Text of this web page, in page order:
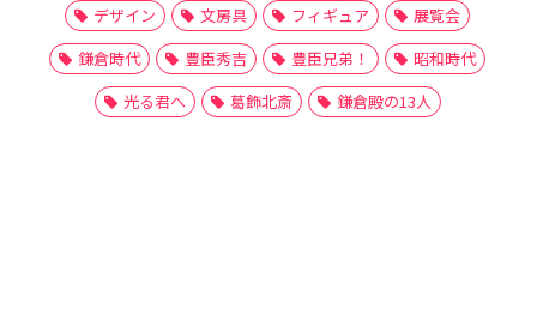
デザイン
文房具 フィギュア
展覧会
鎌倉時代
豊臣秀吉 豊臣兄弟！
昭和時代
光る君へ
葛飾北斎 鎌倉殿の13人